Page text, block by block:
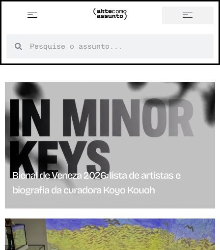
Bienal de Veneza 2026: lista de artistas e
biografia da curadora Koyo Kouoh